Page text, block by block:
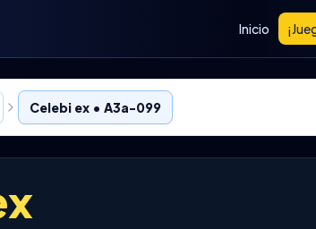
Inicio
Celebi ex • A3a-099